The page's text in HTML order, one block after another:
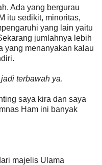
Ada yang bergurau
itu sedikit, minoritas,
yang lain yaitu
jumlahnya lebih
yang menanyakan kalau
terbawah ya.
saya kira dan saya
Ham ini banyak
majelis Ulama